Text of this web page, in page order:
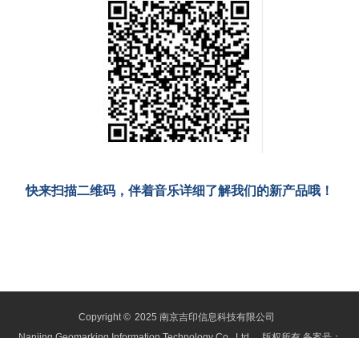
快来扫描二维码，伴着音乐详细了解我们的新产品哦！
Copyright © 2025 南京吉印信息科技有限公司